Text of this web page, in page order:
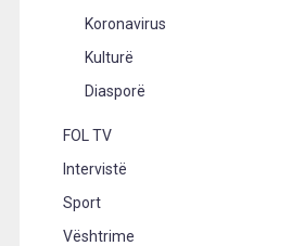
Koronavirus
Kulturë
Diasporë
FOL TV
Intervistë
Sport
Vështrime